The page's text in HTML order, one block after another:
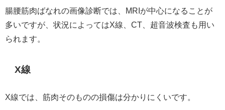
腸腰筋肉ばなれの画像診断では、MRIが中心になることが
多いですが、状況によってはX線、CT、超音波検査も用い
られます。
X線
X線では、筋肉そのものの損傷は分かりにくいです。